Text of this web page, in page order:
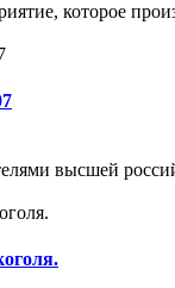
которое
высшей